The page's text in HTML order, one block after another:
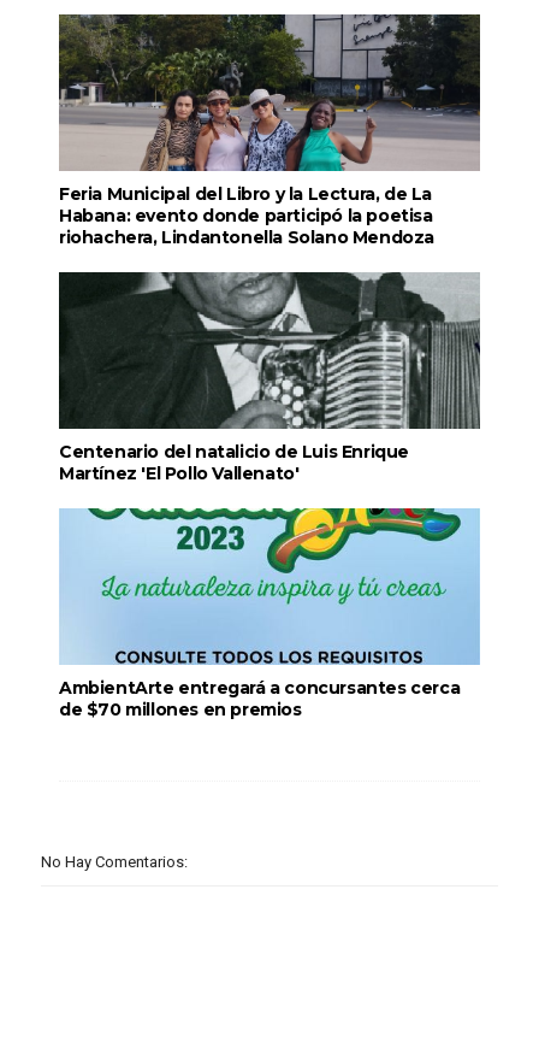
Feria Municipal del Libro y la Lectura, de La
Habana: evento donde participó la poetisa
riohachera, Lindantonella Solano Mendoza
Centenario del natalicio de Luis Enrique
Martínez 'El Pollo Vallenato'
AmbientArte entregará a concursantes cerca
de $70 millones en premios
No Hay Comentarios: